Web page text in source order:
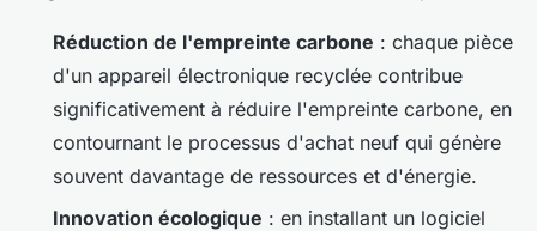
Réduction de l'empreinte carbone : chaque pièce
d'un appareil électronique recyclée contribue
significativement à réduire l'empreinte carbone, en
contournant le processus d'achat neuf qui génère
souvent davantage de ressources et d'énergie.
Innovation écologique : en installant un logiciel